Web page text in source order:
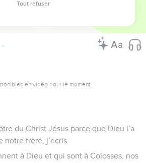
All rights reserved worldwide.
en vidéo pour le moment.
du Christ Jésus parce que Dieu l’a
notre frère, j’écris
à Dieu et qui sont à Colosses, nos
Tout refuser